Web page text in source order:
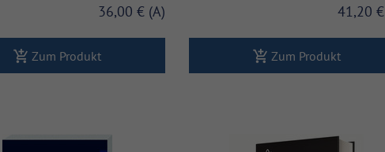
36,00 €
Zum Produkt
41,20 €
Zum Produkt